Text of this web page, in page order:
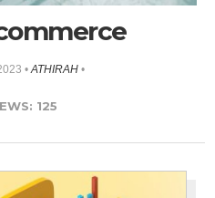
•ATHIRAH •
125